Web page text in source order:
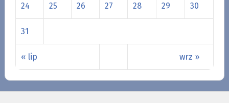
« lip wrz »
24 25 26 27 28 29 30
31